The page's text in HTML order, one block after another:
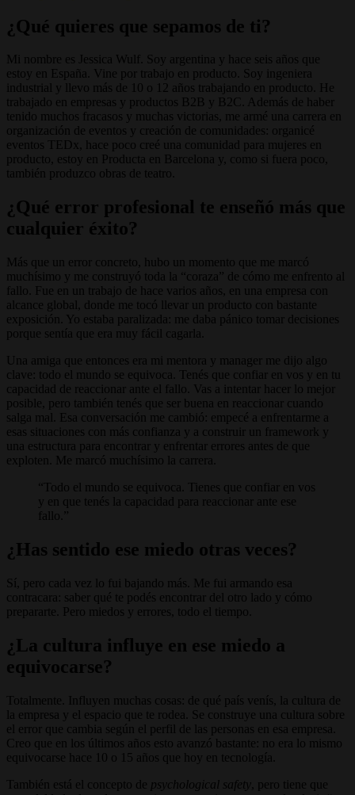
¿Qué quieres que sepamos de ti?
Mi nombre es Jessica Wulf. Soy argentina y hace seis años que
estoy en España. Vine por trabajo en producto. Soy ingeniera
industrial y llevo más de 10 o 12 años trabajando en producto. He
trabajado en empresas y productos B2B y B2C. Además de haber
tenido muchos fracasos y muchas victorias, me armé una carrera en
organización de eventos y creación de comunidades: organicé
eventos TEDx, hace poco creé una comunidad para mujeres en
producto, estoy en Producta en Barcelona y, como si fuera poco,
también produzco obras de teatro.
¿Qué error profesional te enseñó más que
cualquier éxito?
Más que un error concreto, hubo un momento que me marcó
muchísimo y me construyó toda la “coraza” de cómo me enfrento al
fallo. Fue en un trabajo de hace varios años, en una empresa con
alcance global, donde me tocó llevar un producto con bastante
exposición. Yo estaba paralizada: me daba pánico tomar decisiones
porque sentía que era muy fácil cagarla.
Una amiga que entonces era mi mentora y manager me dijo algo
clave: todo el mundo se equivoca. Tenés que confiar en vos y en tu
capacidad de reaccionar ante el fallo. Vas a intentar hacer lo mejor
posible, pero también tenés que ser buena en reaccionar cuando
salga mal. Esa conversación me cambió: empecé a enfrentarme a
esas situaciones con más confianza y a construir un framework y
una estructura para encontrar y enfrentar errores antes de que
exploten. Me marcó muchísimo la carrera.
Todo el mundo se equivoca. Tienes que confiar en vos
y en que tenés la capacidad para reaccionar ante ese
fallo.
¿Has sentido ese miedo otras veces?
Sí, pero cada vez lo fui bajando más. Me fui armando esa
contracara: saber qué te podés encontrar del otro lado y cómo
prepararte. Pero miedos y errores, todo el tiempo.
¿La cultura influye en ese miedo a
equivocarse?
Totalmente. Influyen muchas cosas: de qué país venís, la cultura de
la empresa y el espacio que te rodea. Se construye una cultura sobre
el error que cambia según el perfil de las personas en esa empresa.
Creo que en los últimos años esto avanzó bastante: no era lo mismo
equivocarse hace 10 o 15 años que hoy en tecnología.
También está el concepto de psychological safety , pero tiene que